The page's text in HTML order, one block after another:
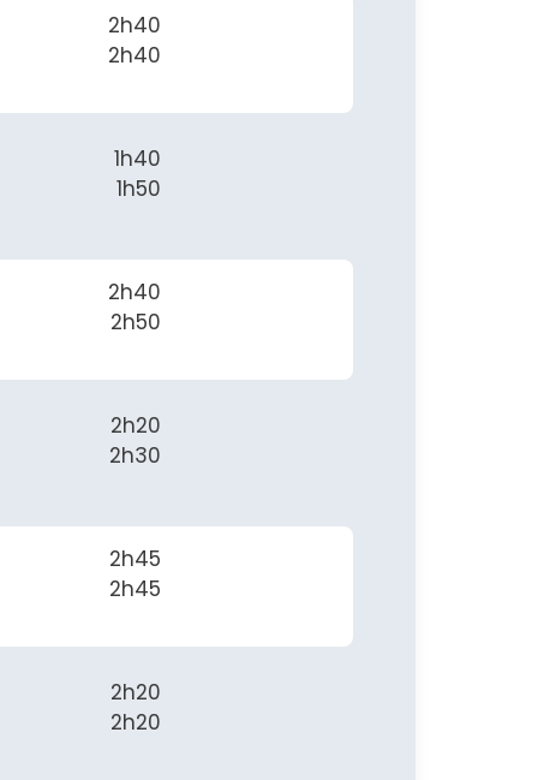
2h40
2h40
1h40
1h50
2h40
2h50
2h20
2h30
2h45
2h45
2h20
2h20